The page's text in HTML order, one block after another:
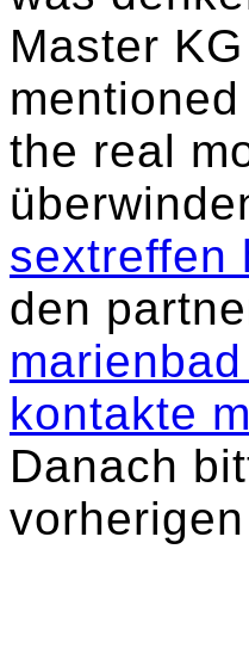
Master
the real
sextreffen
den
kontakte
Danach